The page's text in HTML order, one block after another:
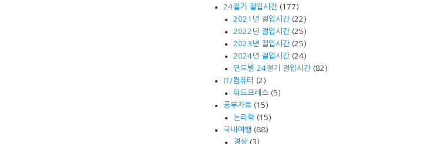
24절기 절입시간 (177)
2021년 절입시간(22)
2022년 절입시간(25)
2023년 절입시간(25)
2024년 절입시간(24)
연도별 24절기 절입시간(82)
IT/컴퓨터
(2)
워드프레스(5)
공부자료 (15)
논리학(15)
국내여행 (88)
경상(3)